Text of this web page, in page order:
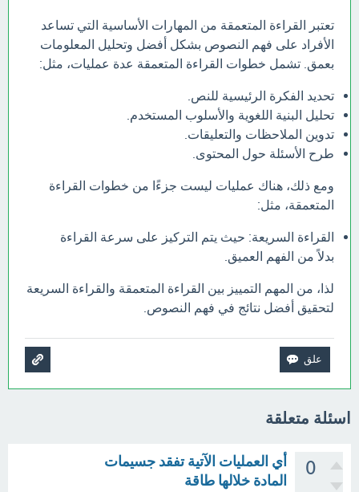
تعتبر القراءة المتعمقة من المهارات الأساسية التي تساعد
الأفراد على فهم النصوص بشكل أفضل وتحليل المعلومات
بعمق. تشمل خطوات القراءة المتعمقة عدة عمليات، مثل:
تحديد الفكرة الرئيسية للنص.
تحليل البنية اللغوية والأسلوب المستخدم.
تدوين الملاحظات والتعليقات.
طرح الأسئلة حول المحتوى.
ومع ذلك، هناك عمليات ليست جزءًا من خطوات القراءة
المتعمقة، مثل:
القراءة السريعة: حيث يتم التركيز على سرعة القراءة
بدلاً من الفهم العميق.
لذا، من المهم التمييز بين القراءة المتعمقة والقراءة السريعة
لتحقيق أفضل نتائج في فهم النصوص.
اسئلة متعلقة
0
أي العمليات الآتية تفقد جسيمات
المادة خلالها طاقة